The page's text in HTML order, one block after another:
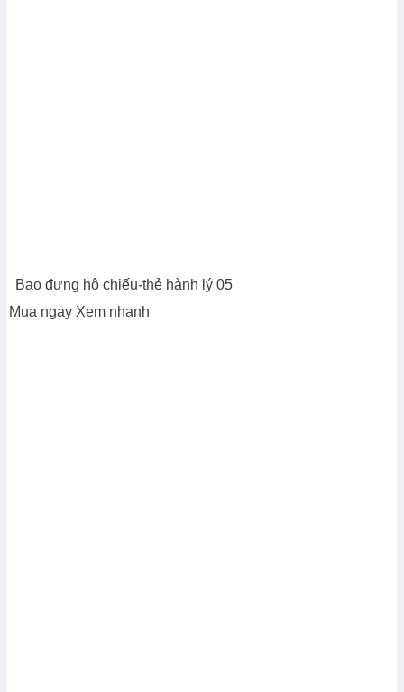
Bao đựng hộ chiếu-thẻ hành lý 05
Mua ngay Xem nhanh